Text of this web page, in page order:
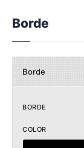
Borde
Borde
BORDE
COLOR